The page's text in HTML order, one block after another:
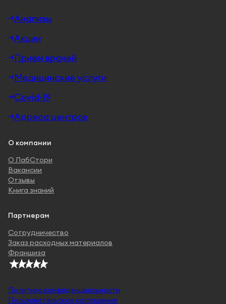
Анализы
Акции
Прием врачей
Медицинские услуги
Covid-19
Адреса центров
О компании
О ЛабСтори
Вакансии
Отзывы
Книга знаний
Партнерам
Сотрудничество
Заказ расходных материалов
Франшиза
Политика конфиденциальности
Пользовательское соглашение